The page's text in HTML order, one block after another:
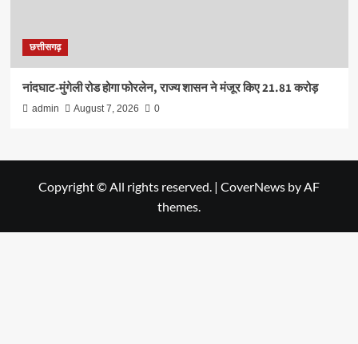
छत्तीसगढ़
नांदघाट-मुंगेली रोड होगा फोरलेन, राज्य शासन ने मंजूर किए 21.81 करोड़
admin August 7, 2026 0
Copyright © All rights reserved. | CoverNews by AF
themes.